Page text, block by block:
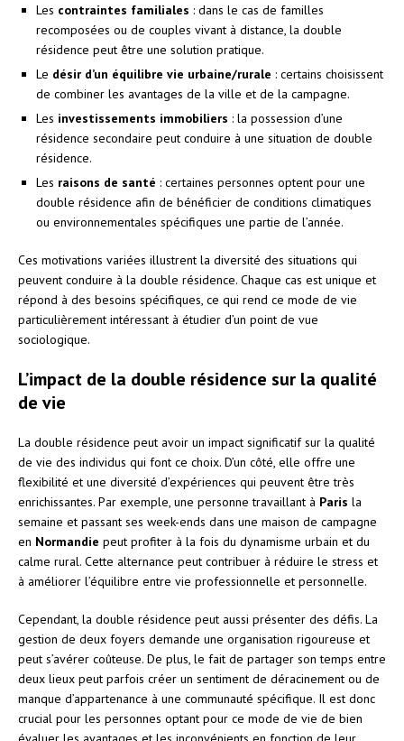
Les contraintes familiales : dans le cas de familles
recomposées ou de couples vivant à distance, la double
résidence peut être une solution pratique.
Le désir d’un équilibre vie urbaine/rurale : certains choisissent
de combiner les avantages de la ville et de la campagne.
Les investissements immobiliers : la possession d’une
résidence secondaire peut conduire à une situation de double
résidence.
Les raisons de santé : certaines personnes optent pour une
double résidence afin de bénéficier de conditions climatiques
ou environnementales spécifiques une partie de l’année.
Ces motivations variées illustrent la diversité des situations qui
peuvent conduire à la double résidence. Chaque cas est unique et
répond à des besoins spécifiques, ce qui rend ce mode de vie
particulièrement intéressant à étudier d’un point de vue
sociologique.
L’impact de la double résidence sur la qualité
de vie
La double résidence peut avoir un impact significatif sur la qualité
de vie des individus qui font ce choix. D’un côté, elle offre une
flexibilité et une diversité d’expériences qui peuvent être très
enrichissantes. Par exemple, une personne travaillant à Paris la
semaine et passant ses week-ends dans une maison de campagne
en Normandie peut profiter à la fois du dynamisme urbain et du
calme rural. Cette alternance peut contribuer à réduire le stress et
à améliorer l’équilibre entre vie professionnelle et personnelle.
Cependant, la double résidence peut aussi présenter des défis. La
gestion de deux foyers demande une organisation rigoureuse et
peut s’avérer coûteuse. De plus, le fait de partager son temps entre
deux lieux peut parfois créer un sentiment de déracinement ou de
manque d’appartenance à une communauté spécifique. Il est donc
crucial pour les personnes optant pour ce mode de vie de bien